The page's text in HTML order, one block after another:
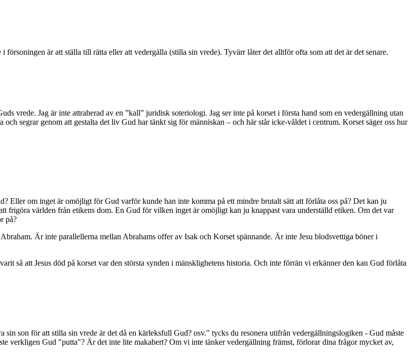
är att ställa till rätta eller att vedergälla (stilla sin vrede). Tyvärr låter det alltför ofta som att det är det senare.
vrede. Jag är inte attraherad av en ”kall” juridisk soteriologi. Jag ser inte på korset i första hand som en vedergällning utan
och segrar genom att gestalta det liv Gud har tänkt sig för människan – och här står icke-våldet i centrum. Korset säger oss hur
Eller om inget är omöjligt för Gud varför kunde han inte komma på ett mindre brutalt sätt att förlåta oss på? Det kan ju
frigöra världen från etikens dom. En Gud för vilken inget är omöjligt kan ju knappast vara underställd etiken. Om det var
på?
Är inte parallellerna mellan Abrahams offer av Isak och Korset spännande. Är inte Jesu blodsvettiga böner i
så att Jesus död på korset var den största synden i mänsklighetens historia. Och inte förrän vi erkänner den kan Gud förlåta
son för att stilla sin vrede är det då en kärleksfull Gud? osv." tycks du resonera utifrån vedergällningslogiken - Gud måste
verkligen Gud "putta"? Är det inte lite makabert? Om vi inte tänker vedergällning främst, förlorar dina frågor mycket av,